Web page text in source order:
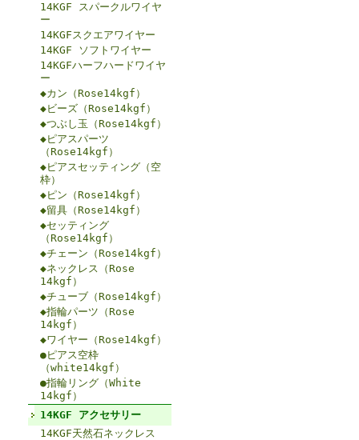
14KGF スパークルワイヤ
ー
14KGFスクエアワイヤー
14KGF ソフトワイヤー
14KGFハーフハードワイヤ
ー
◆カン（Rose14kgf）
◆ビーズ（Rose14kgf）
◆つぶし玉（Rose14kgf）
◆ピアスパーツ
（Rose14kgf）
◆ピアスセッティング（空
枠）
◆ピン（Rose14kgf）
◆留具（Rose14kgf）
◆セッティング
（Rose14kgf）
◆チェーン（Rose14kgf）
◆ネックレス（Rose
14kgf）
◆チューブ（Rose14kgf）
◆指輪パーツ（Rose
14kgf）
◆ワイヤー（Rose14kgf）
●ピアス空枠
（white14kgf）
●指輪リング（White
14kgf）
14KGF アクセサリー
14KGF天然石ネックレス